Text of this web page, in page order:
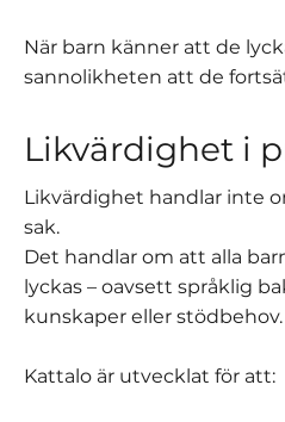
När barn känner att de
sannolikheten att de
Likvärdighet i
Likvärdighet handlar inte
sak.
Det handlar om att alla
lyckas – oavsett språklig
kunskaper eller stödbehov.
Kattalo är utvecklat för att: